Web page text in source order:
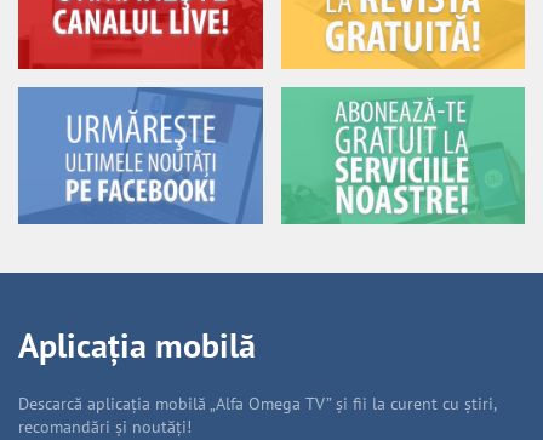
Aplicația mobilă
Descarcă aplicația mobilă „Alfa Omega TV” și fii la curent cu știri,
recomandări și noutăți!